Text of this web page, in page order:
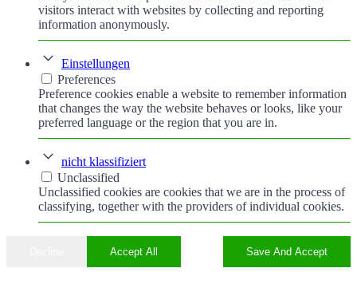
visitors interact with websites by collecting and reporting
information anonymously.
Einstellungen
Preferences
Preference cookies enable a website to remember information
that changes the way the website behaves or looks, like your
preferred language or the region that you are in.
nicht klassifiziert
Unclassified
Unclassified cookies are cookies that we are in the process of
classifying, together with the providers of individual cookies.
Accept All Save And Accept